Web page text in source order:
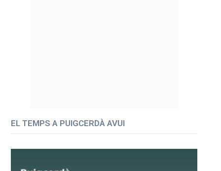
EL TEMPS A PUIGCERDÀ AVUI